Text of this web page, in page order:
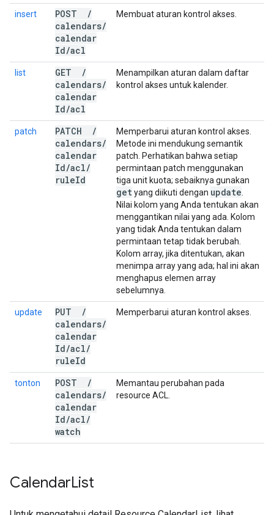
insert POST
/
calendars/
calendar
Id/acl
Membuat aturan kontrol akses.
list GET
/
calendars/
calendar
Id/acl
Menampilkan aturan dalam daftar
kontrol akses untuk kalender.
patch PATCH
/
calendars/
calendar
Id/acl/
ruleId
Memperbarui aturan kontrol akses.
Metode ini mendukung semantik
patch. Perhatikan bahwa setiap
permintaan patch menggunakan
tiga unit kuota; sebaiknya gunakan
getyang diikuti dengan update
Nilai kolom yang Anda tentukan akan
menggantikan nilai yang ada. Kolom
yang tidak Anda tentukan dalam
permintaan tetap tidak berubah.
Kolom array, jika ditentukan, akan
menimpa array yang ada; hal ini akan
menghapus elemen array
sebelumnya.
update PUT
/
calendars/
calendar
Id/acl/
ruleId
Memperbarui aturan kontrol akses.
tonton POST
/
calendars/
calendar
Id/acl/
watch
Memantau perubahan pada
resource ACL.
CalendarList